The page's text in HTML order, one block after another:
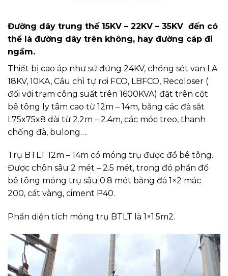
Đường dây trung thế 15KV – 22KV – 35KV đến có
thể là đường dây trên không, hay đường cáp đi
ngầm.
Thiết bị cao áp như sứ đứng 24KV, chống sét van LA
18KV, 10KA, Cầu chì tự rơi FCO, LBFCO, Recoloser (
đối với trạm công suất trên 1600KVA) đặt trên cột
bê tông ly tâm cao từ 12m – 14m, bằng các đà sắt
L75x75x8 dài từ 2.2m – 2.4m, các móc treo, thanh
chống đà, bulong….
Trụ BTLT 12m – 14m có móng trụ được đổ bê tông.
Được chôn sâu 2 mét – 2.5 mét, trong đó phần đổ
bê tông móng trụ sâu 0.8 mét bằng đá 1×2 mác
200, cát vàng, ciment P40.
Phần diện tích móng trụ BTLT là 1×1.5m2.